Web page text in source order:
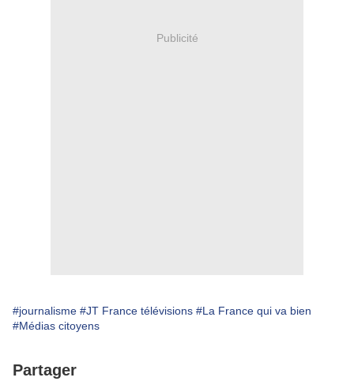
Publicité
#journalisme #JT France télévisions #La France qui va bien
#Médias citoyens
Partager